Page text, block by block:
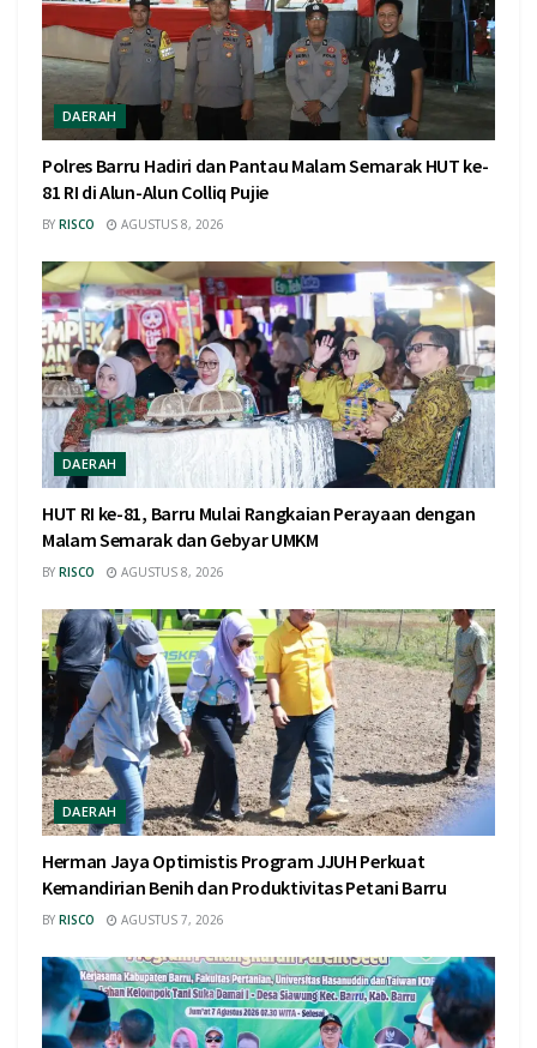
DAERAH
Polres Barru Hadiri dan Pantau Malam Semarak HUT ke-
81 RI di Alun-Alun Colliq Pujie
BY RISCO AGUSTUS 8, 2026
DAERAH
HUT RI ke-81, Barru Mulai Rangkaian Perayaan dengan
Malam Semarak dan Gebyar UMKM
BY RISCO AGUSTUS 8, 2026
DAERAH
Herman Jaya Optimistis Program JJUH Perkuat
Kemandirian Benih dan Produktivitas Petani Barru
BY RISCO AGUSTUS 7, 2026